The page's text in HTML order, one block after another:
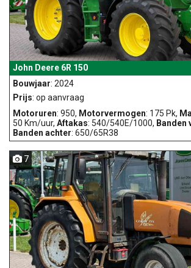
John Deere 6R 150
Bouwjaar: 2024
Prijs: op aanvraag
Motoruren: 950, Motorvermogen: 175 Pk,
50 Km/uur, Aftakas: 540/540E/1000, Banden
Banden achter: 650/65R38
7